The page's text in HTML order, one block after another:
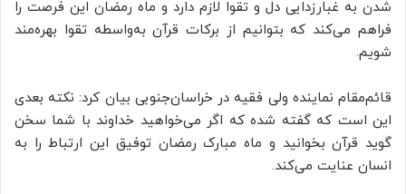
شدن به غبارزدایی دل و تقوا لازم دارد‌‌ و ماه رمضان این فرصت را
فراهم می‌کند که بتوانیم از برکات قرآن به‌واسطه تقوا بهره‌مند
شویم.
قائم‌مقام نماینده ولی فقيه در خراسان‌جنوبی بیان کرد: نکته بعدی
این است که گفته شده که اگر می‌خواهید خداوند با شما سخن
گوید قرآن بخوانید و ماه مبارک رمضان توفیق این ارتباط را به
انسان عنایت می‌کند.